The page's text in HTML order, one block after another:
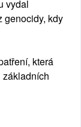
vydal
genocidy, kdy
která
základních